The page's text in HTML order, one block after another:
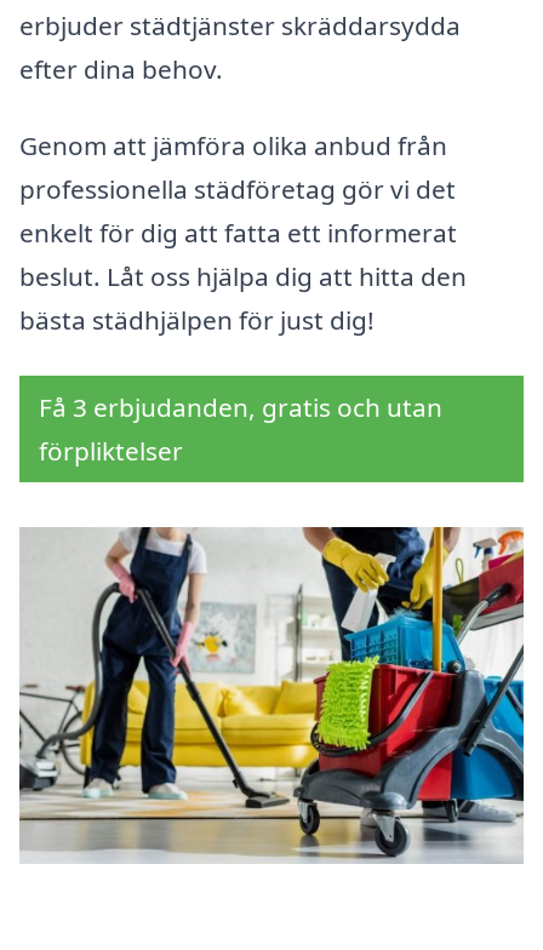
erbjuder städtjänster skräddarsydda
efter dina behov.
Genom att jämföra olika anbud från
professionella städföretag gör vi det
enkelt för dig att fatta ett informerat
beslut. Låt oss hjälpa dig att hitta den
bästa städhjälpen för just dig!
Få 3 erbjudanden, gratis och utan
förpliktelser